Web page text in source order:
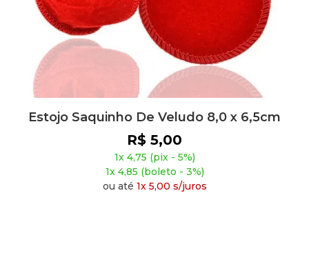
Estojo Saquinho De Veludo 8,0 x 6,5cm
R$ 5,00
1x 4,75 (pix - 5%)
1x 4,85 (boleto - 3%)
ou até 1x 5,00 s/juros